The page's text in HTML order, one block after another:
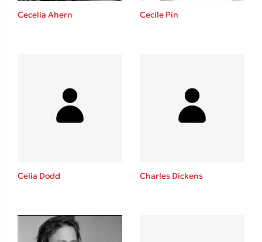
Η μέθοδος Αφήστε τους
Δημοφιλείς Συγγραφείς
Cecelia Ahern Cecile Pin
Celia Dodd Charles Dickens